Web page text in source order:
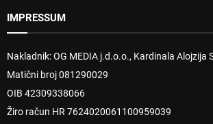
IMPRESSUM
Nakladnik: OG MEDIA j.d.o.o., Kardinala Alojzija
Matični broj 081290029
OIB 42309338066
Žiro račun HR 7624020061100959039